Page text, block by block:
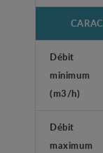
Débit
minimum
(m3/h)
Débit
maximum